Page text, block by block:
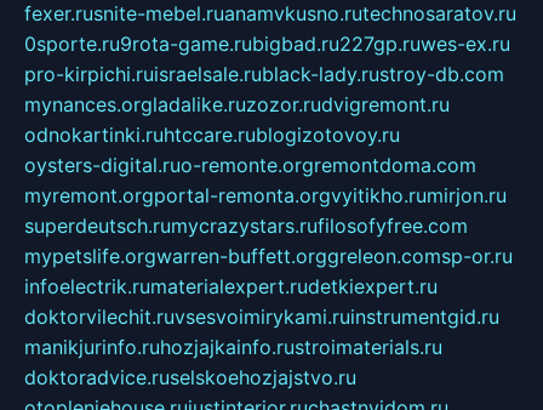
fexer.rusnite-mebel.ruanamvkusno.rutechnosaratov.ru
0sporte.ru9rota-game.rubigbad.ru227gp.ruwes-ex.ru
pro-kirpichi.ruisraelsale.rublack-lady.rustroy-db.com
mynances.orgladalike.ruzozor.rudvigremont.ru
odnokartinki.ruhtccare.rublogizotovoy.ru
oysters-digital.ruo-remonte.orgremontdoma.com
myremont.orgportal-remonta.orgvyitikho.rumirjon.ru
superdeutsch.rumycrazystars.rufilosofyfree.com
mypetslife.orgwarren-buffett.orggreleon.comsp-or.ru
infoelectrik.rumaterialexpert.rudetkiexpert.ru
doktorvilechit.ruvsesvoimirykami.ruinstrumentgid.ru
manikjurinfo.ruhozjajkainfo.rustroimaterials.ru
doktoradvice.ruselskoehozjajstvo.ru